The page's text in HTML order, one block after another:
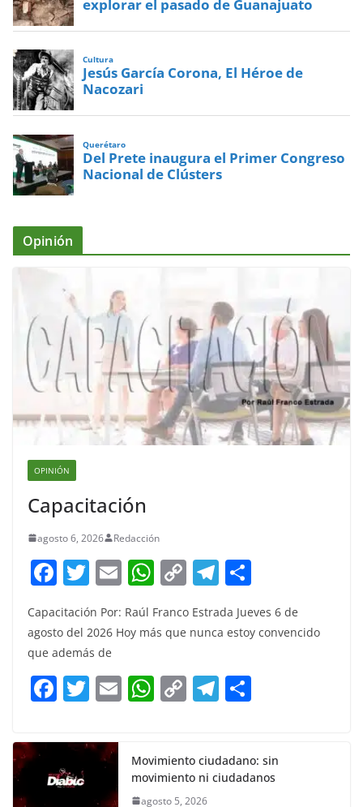
explorar el pasado de Guanajuato
Cultura
Jesús García Corona, El Héroe de
Nacozari
Querétaro
Del Prete inaugura el Primer Congreso
Nacional de Clústers
Opinión
OPINIÓN
Capacitación
agosto 6, 2026 Redacción
F
a
c
e
b
o
k
T
itt
er
E
m
ai
W
at
A
p
C
p
Li
n
T
el
e
a
m
ar
e
Capacitación Por: Raúl Franco Estrada Jueves 6 de
agosto del 2026 Hoy más que nunca estoy convencido
que además de
F
c
e
b
T
itt
er
E W
s
A
C
y
Li
T
gr
a
e
Movimiento ciudadano: sin
movimiento ni ciudadanos
agosto 5, 2026